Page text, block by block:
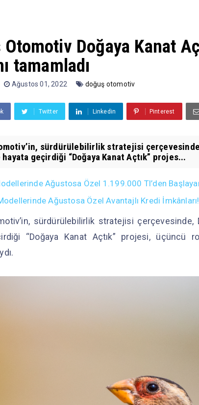
Otomotiv Doğaya Kanat
tamamladı
Ağustos 01, 2022 doğuş otomotiv
Twitter Linkedin Pinterest
sürdürülebilirlik stratejisi
geçirdiği “Doğaya Kanat Açtık” projes...
Ağustosa Özel 1.199.000 Tl’den
Ağustosa Özel Avantajlı Kredi İmkânları!
sürdürülebilirlik stratejisi
“Doğaya Kanat Açtık” projesi, üçüncü